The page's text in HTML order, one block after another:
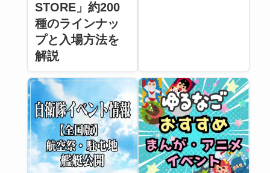
STORE」約200
種のラインナッ
プと入場方法を
解説